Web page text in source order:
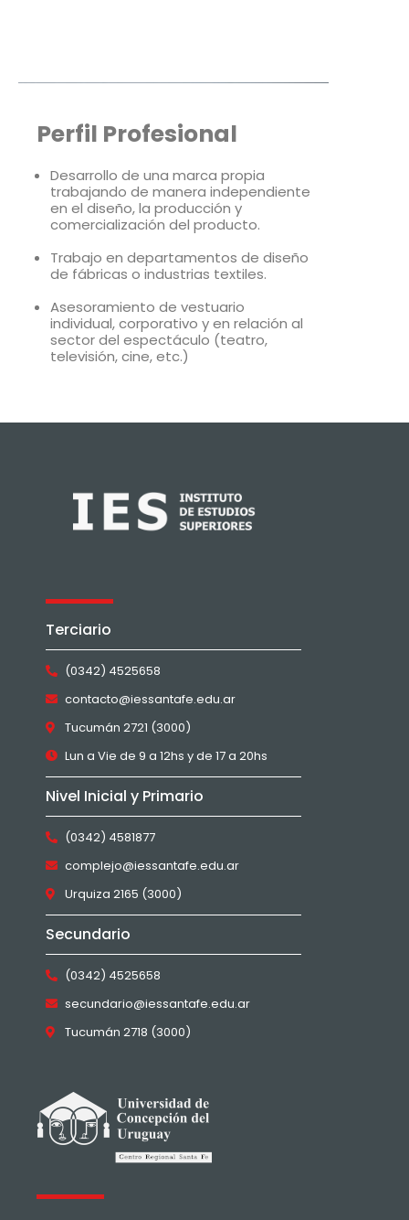
Perfil Profesional
Desarrollo de una marca propia
trabajando de manera independiente
en el diseño, la producción y
comercialización del producto.
Trabajo en departamentos de diseño
de fábricas o industrias textiles.
Asesoramiento de vestuario
individual, corporativo y en relación al
sector del espectáculo (teatro,
televisión, cine, etc.)
Terciario
(0342) 4525658
contacto@iessantafe.edu.ar
Tucumán 2721 (3000)
Lun a Vie de 9 a 12hs y de 17 a 20hs
Nivel Inicial y Primario
(0342) 4581877
complejo@iessantafe.edu.ar
Urquiza 2165 (3000)
Secundario
(0342) 4525658
secundario@iessantafe.edu.ar
Tucumán 2718 (3000)